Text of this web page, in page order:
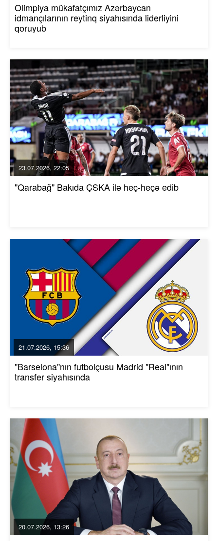
Olimpiya mükafatçımız Azərbaycan
idmançılarının reytinq siyahısında liderliyini
qoruyub
23.07.2026, 22:05
"Qarabağ" Bakıda ÇSKA ilə heç-heçə edib
21.07.2026, 15:36
"Barselona"nın futbolçusu Madrid "Real"ının
transfer siyahısında
20.07.2026, 13:26